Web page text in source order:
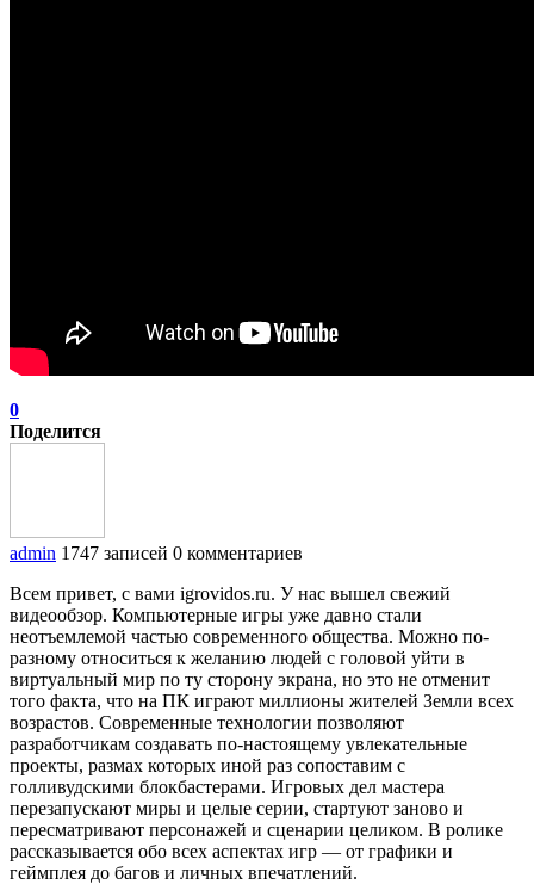
0
Поделится
admin 1747 записей 0 комментариев
Всем привет, с вами igrovidos.ru. У нас вышел свежий
видеообзор. Компьютерные игры уже давно стали
неотъемлемой частью современного общества. Можно по-
разному относиться к желанию людей с головой уйти в
виртуальный мир по ту сторону экрана, но это не отменит
того факта, что на ПК играют миллионы жителей Земли всех
возрастов. Современные технологии позволяют
разработчикам создавать по-настоящему увлекательные
проекты, размах которых иной раз сопоставим с
голливудскими блокбастерами. Игровых дел мастера
перезапускают миры и целые серии, стартуют заново и
пересматривают персонажей и сценарии целиком. В ролике
рассказывается обо всех аспектах игр — от графики и
геймплея до багов и личных впечатлений.